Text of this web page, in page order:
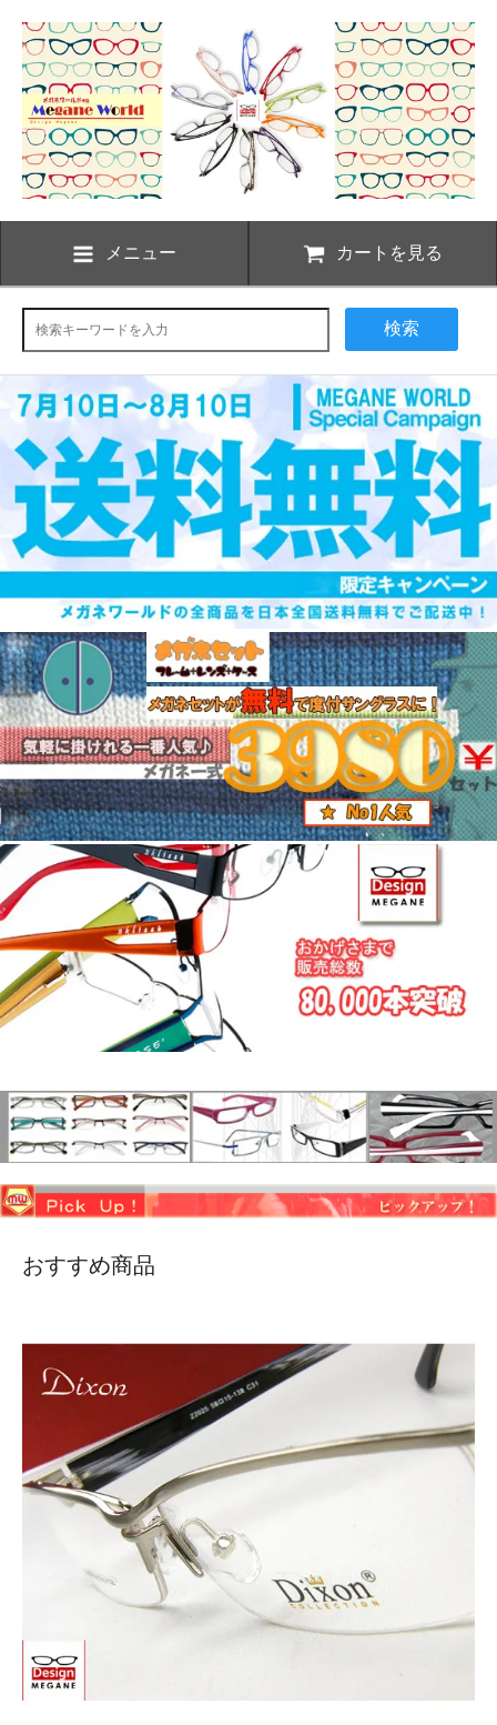
メニュー カートを見る
検索
おすすめ商品